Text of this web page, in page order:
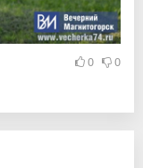
0 0